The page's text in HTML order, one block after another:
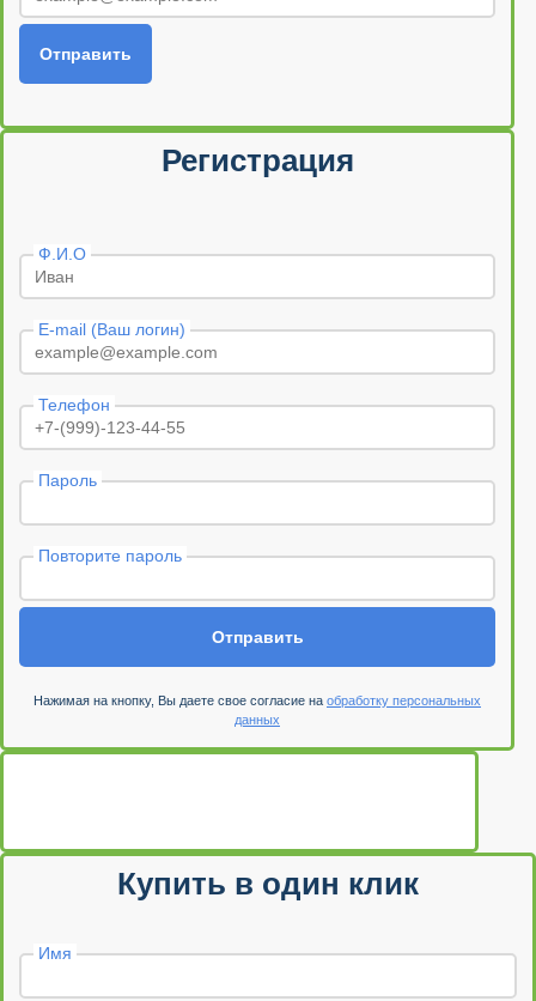
Отправить
Регистрация
Ф.И.О
E-mail (Ваш логин)
Телефон
Пароль
Повторите пароль
Отправить
Нажимая на кнопку, Вы даете свое согласие на обработку персональных
данных
Купить в один клик
Имя